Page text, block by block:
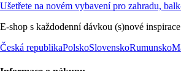
Ušetřete na novém vybavení pro zahradu,
E-shop s každodenní dávkou (s)nové
Česká republikaPolskoSlovenskoRumunsko